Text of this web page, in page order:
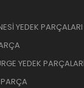
YEDEK PARÇALARI
YEDEK PARÇALARI
PARÇA